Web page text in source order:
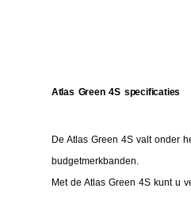
Atlas Green 4S specificaties
De Atlas Green 4S valt onder
budgetmerkbanden.
Met de Atlas Green 4S kunt u